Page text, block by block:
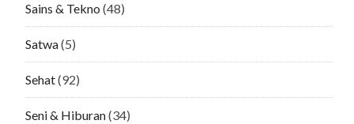
Sains & Tekno (48)
Satwa(5)
Sehat(92)
Seni & Hiburan(34)